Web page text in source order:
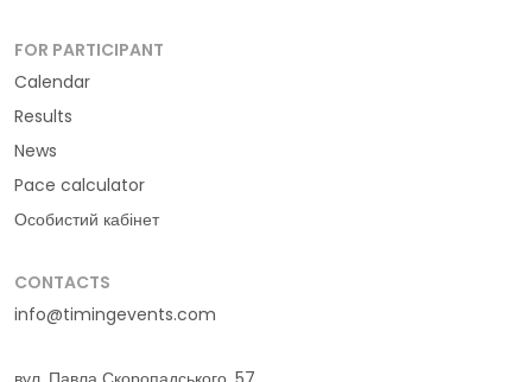
FOR PARTICIPANT
Calendar
Results
News
Pace calculator
Особистий кабінет
CONTACTS
info@timingevents.com